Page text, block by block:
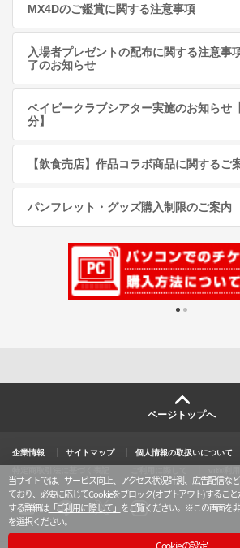
MX4Dのご鑑賞に関する注意事項
入場者プレゼントの配布に関する注意事
了のお知らせ
ベイビークラブシアター実施のお知らせ
分】
【飲食売店】作品コラボ商品に関するご
パンフレット・グッズ購入制限のご案内
ページトップへ
企業情報 サイトマップ
個人情報の取扱いについて
y
l
当サイトでは、サービス向上、アクセス状況計測、広告配信な
ており、必要に応じてCookieをブロック(オプトアウト)するこ
する詳細は「ご利用に際して」 をご覧ください。 ※この画面を
を選択ください。
Cookieの設定